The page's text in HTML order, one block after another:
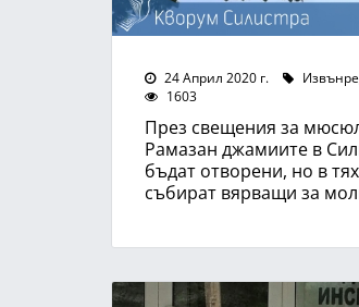
24 Април 2020 г.
1603
През свещения за
Рамазан джамиите в
бъдат отворени, но в
събират вярващи за